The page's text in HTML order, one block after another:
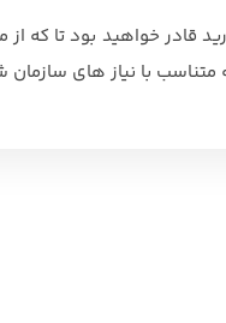
قادر خواهید بود تا که
متناسب با نیاز های